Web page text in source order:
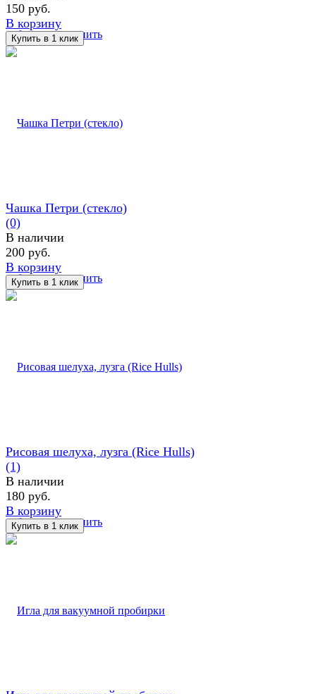
избранное сравнить
150 руб.
В корзину
избранное сравнить
Чашка Петри (стекло)
(0)
В наличии
200 руб.
В корзину
избранное сравнить
Рисовая шелуха, лузга (Rice Hulls)
(1)
В наличии
180 руб.
В корзину